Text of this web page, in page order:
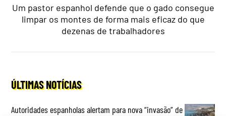
Um pastor espanhol defende que o gado consegue
limpar os montes de forma mais eficaz do que
dezenas de trabalhadores
ÚLTIMAS NOTÍCIAS
Autoridades espanholas alertam para nova “invasão” de